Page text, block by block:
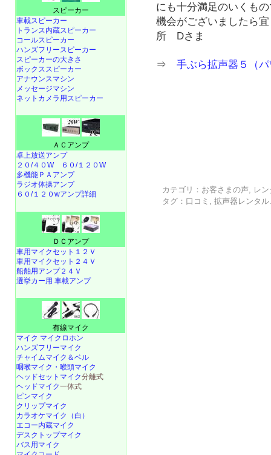
にも十分満足のいくも
機会がございましたら
所 Dさま
⇒手ぶら拡声器５（
カテゴリ： お客さまの声, レ
タグ： 口コミ ,拡声器レンタル
スピーカー
車載スピーカー
トランス内蔵スピーカー
コールスピーカー
ハンズフリースピーカー
スピーカーの大きさ
ボックススピーカー
アナウンスマシン
メッセージマシン
ネットカメラ用スピーカー
ＡＣアンプ
卓上放送アンプ
２０/４０W
６０/１２０W
多機能ＰＡアンプ
ラジオ体操アンプ
６０/１２０wアンプ詳細
ＤＣアンプ
車用マイクセット１２Ｖ
車用マイクセット２４Ｖ
船舶用アンプ２４Ｖ
選挙カー用 車載アンプ
有線マイク
マイク マイクロホン
ハンズフリーマイク
チャイムマイク＆ベル
咽喉マイク・喉頭マイク
ヘッドセットマイク分離式
ヘッドマイク一体式
ピンマイク
クリップマイク
カラオケマイク（白）
エコー内蔵マイク
デスクトップマイク
バス用マイク